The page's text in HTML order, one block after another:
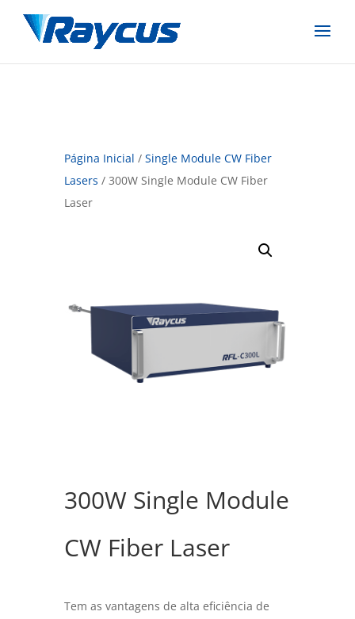
Página Inicial / Single Module CW Fiber
Lasers / 300W Single Module CW Fiber
Laser
300W Single Module
CW Fiber Laser
Tem as vantagens de alta eficiência de